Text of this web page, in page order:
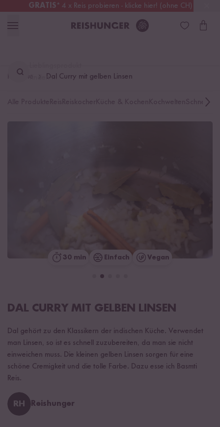
GRATIS* 4 x Reis probieren - klicke hier! (ohne CH)
Deutschland Kostenloser Versand
finden ...
Rezepte Dal Curry mit gelben Linsen
Schnelle
30 min Einfach Vegan
DAL CURRY MIT GELBEN LINSEN
Dal gehört zu den Klassikern der indischen Küche. Verwendet
man Linsen, so ist es schnell zuzubereiten, da man sie nicht
einweichen muss. Die kleinen gelben Linsen sorgen für eine
schöne Cremigkeit und die tolle Farbe. Dazu esse ich Basmti
Reis.
RH Reishunger